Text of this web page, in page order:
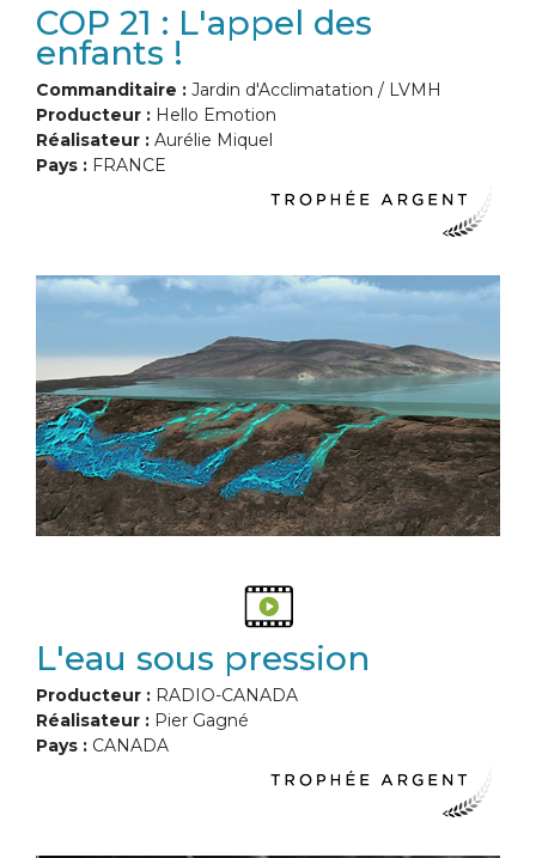
COP 21 : L'appel des
enfants !
Commanditaire : Jardin d'Acclimatation / LVMH
Producteur : Hello Emotion
Réalisateur : Aurélie Miquel
Pays : FRANCE
L'eau sous pression
Producteur : RADIO-CANADA
Réalisateur : Pier Gagné
Pays : CANADA